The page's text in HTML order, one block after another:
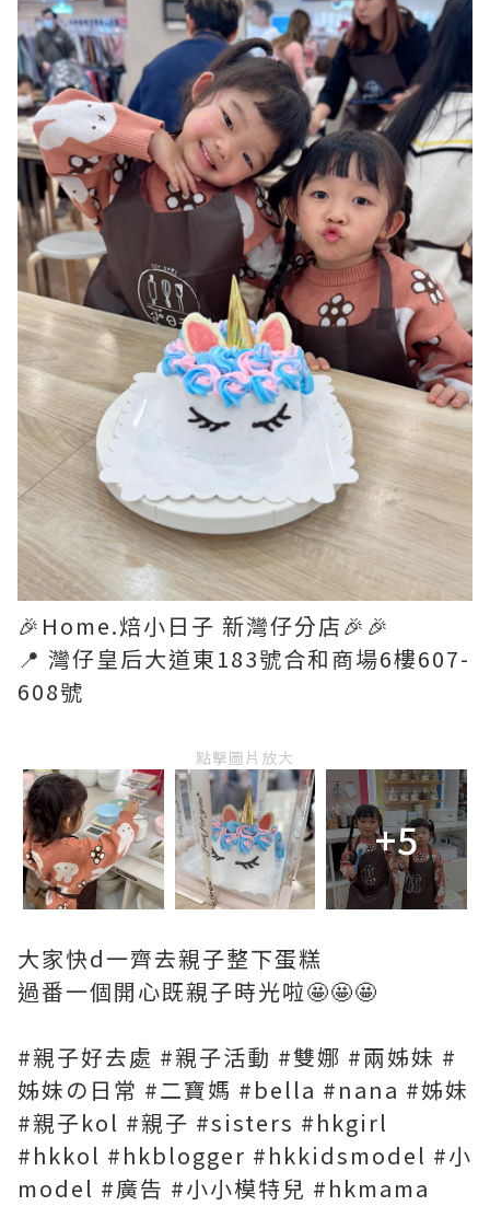
🎉Home.焙小日子 新灣仔分店🎉🎉
📍 灣仔皇后大道東183號合和商場6樓607-
608號
點擊圖片放大
+5
大家快d一齊去親子整下蛋糕
過番一個開心既親子時光啦🤩🤩🤩
#親子好去處 #親子活動 #雙娜 #兩姊妹 #
姊妹の日常 #二寶媽 #bella #nana #姊妹
#親子kol #親子 #sisters #hkgirl
#hkkol #hkblogger #hkkidsmodel #小
model #廣告 #小小模特兒 #hkmama